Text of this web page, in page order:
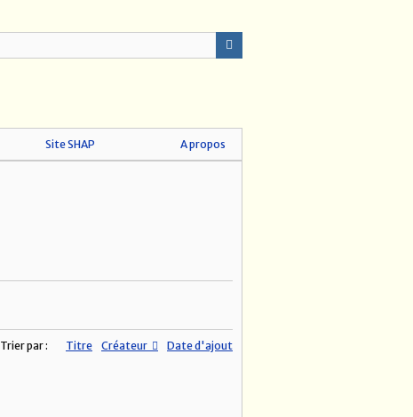
Site SHAP A propos
Trier par : Titre Créateur Date d'ajout